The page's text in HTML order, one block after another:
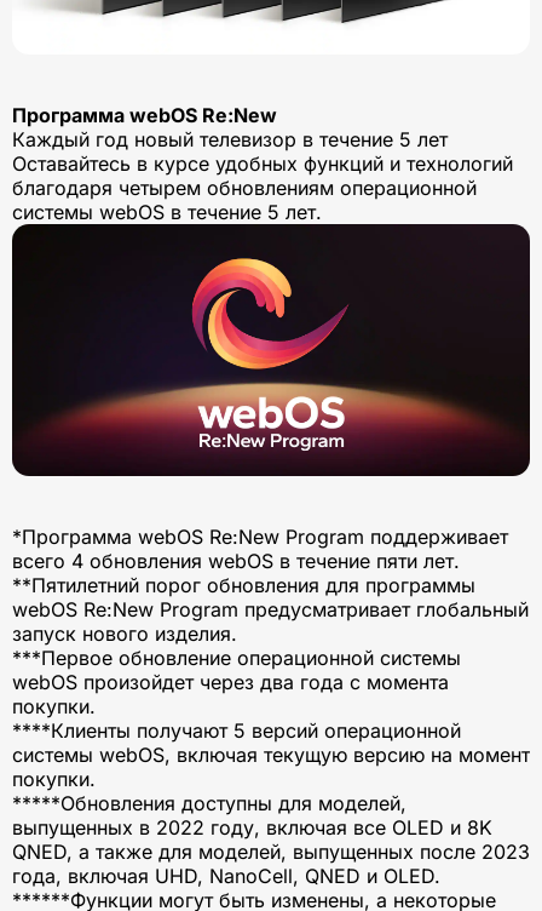
Программа webOS Re:New
Каждый год новый телевизор в течение 5 лет
Оставайтесь в курсе удобных функций и технологий
благодаря четырем обновлениям операционной
системы webOS в течение 5 лет.
*Программа webOS Re:New Program поддерживает
всего 4 обновления webOS в течение пяти лет.
**Пятилетний порог обновления для программы
webOS Re:New Program предусматривает глобальный
запуск нового изделия.
***Первое обновление операционной системы
webOS произойдет через два года с момента
покупки.
****Клиенты получают 5 версий операционной
системы webOS, включая текущую версию на момент
покупки.
*****Обновления доступны для моделей,
выпущенных в 2022 году, включая все OLED и 8K
QNED, а также для моделей, выпущенных после 2023
года, включая UHD, NanoCell, QNED и OLED.
******Функции могут быть изменены, а некоторые